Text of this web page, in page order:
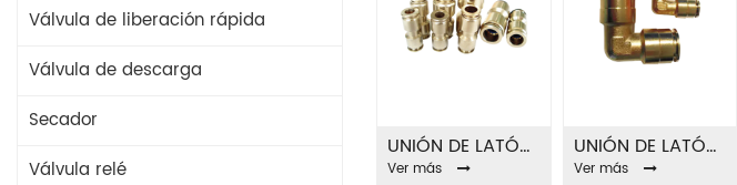
Válvula de liberación rápida
Válvula de descarga
Secador
Válvula relé
UNIÓN DE LATÓN FA8040A
Ver más
UNIÓN DE LATÓN FA8040B
Ver más